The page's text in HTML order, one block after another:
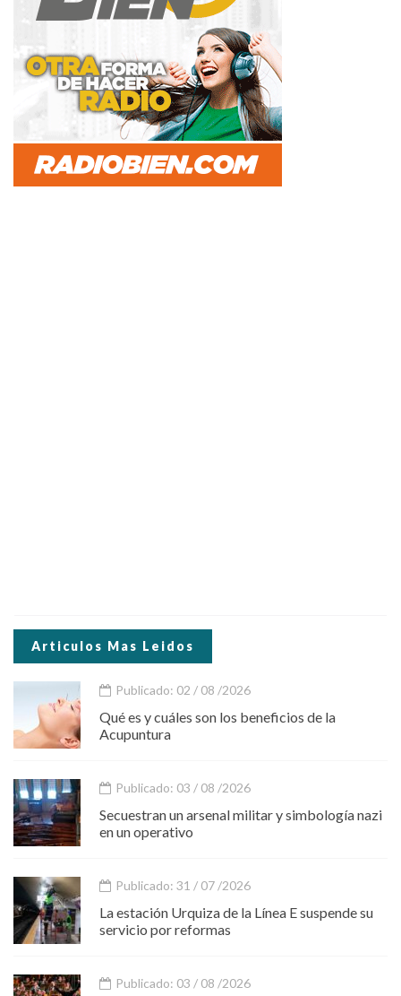
Articulos Mas Leidos
Publicado: 02 / 08 /2026
Qué es y cuáles son los beneficios de la
Acupuntura
Publicado: 03 / 08 /2026
Secuestran un arsenal militar y simbología nazi
en un operativo
Publicado: 31 / 07 /2026
La estación Urquiza de la Línea E suspende su
servicio por reformas
Publicado: 03 / 08 /2026